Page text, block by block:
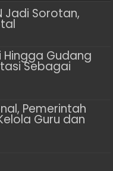
Jadi Sorotan,
Hingga Gudang
Sebagai
Pemerintah
Guru dan